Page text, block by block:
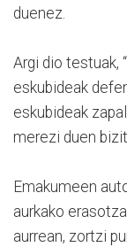
duenez.
Argi dio testuak,
eskubideak
eskubideak
merezi duen
Emakumeen
aurkako
aurrean, zortzi